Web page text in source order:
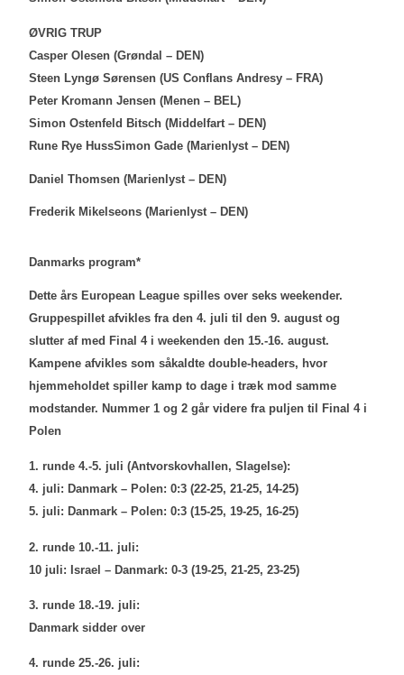
ØVRIG TRUP
Casper Olesen (Grøndal – DEN)
Steen Lyngø Sørensen (US Conflans Andresy – FRA)
Peter Kromann Jensen (Menen – BEL)
Simon Ostenfeld Bitsch (Middelfart – DEN)
Rune Rye HussSimon Gade (Marienlyst – DEN)
Daniel Thomsen (Marienlyst – DEN)
Frederik Mikelseons (Marienlyst – DEN)
Danmarks program*
Dette års European League spilles over seks weekender.
Gruppespillet afvikles fra den 4. juli til den 9. august og
slutter af med Final 4 i weekenden den 15.-16. august.
Kampene afvikles som såkaldte double-headers, hvor
hjemmeholdet spiller kamp to dage i træk mod samme
modstander. Nummer 1 og 2 går videre fra puljen til Final 4 i
Polen
1. runde 4.-5. juli (Antvorskovhallen, Slagelse):
4. juli: Danmark – Polen: 0:3 (22-25, 21-25, 14-25)
5. juli: Danmark – Polen: 0:3 (15-25, 19-25, 16-25)
2. runde 10.-11. juli:
10 juli: Israel – Danmark: 0-3 (19-25, 21-25, 23-25)
3. runde 18.-19. juli:
Danmark sidder over
4. runde 25.-26. juli: